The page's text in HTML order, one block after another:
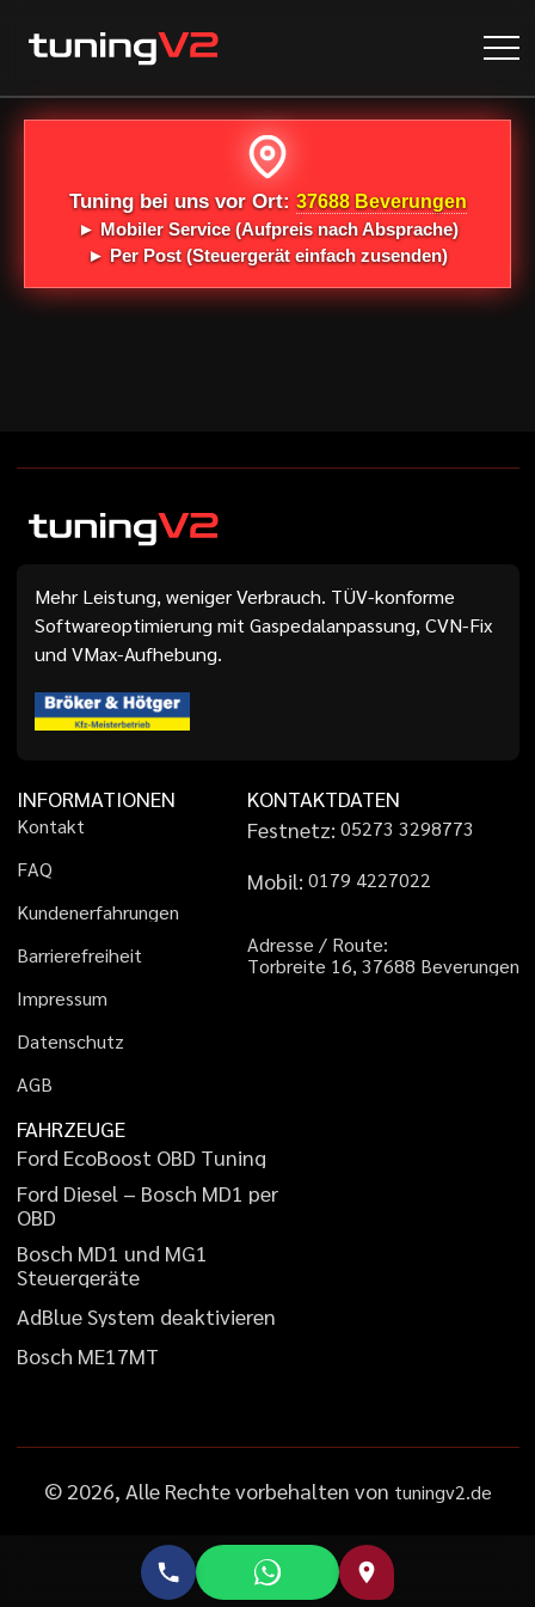
Tuning bei uns vor Ort: 37688 Beverungen
► Mobiler Service(Aufpreis nach Absprache)
►Per Post(Steuergerät einfach zusenden)
Mehr Leistung, weniger Verbrauch. TÜV-konforme
Softwareoptimierung mit Gaspedalanpassung, CVN-Fix
und VMax-Aufhebung.
INFORMATIONEN
Kontakt
FAQ
Kundenerfahrungen
Barrierefreiheit
Impressum
Datenschutz
AGB
KONTAKTDATEN
Festnetz: 05273 3298773
Mobil: 01 79 4227022
Adresse / Route:
Torbreite 16, 37688 Beverungen
FAHRZEUGE
Ford EcoBoost OBD Tuning
Ford Diesel – Bosch MD1 per
OBD
Bosch MD1 und MG1
Steuergeräte
AdBlueSystem deaktivieren
Bosch ME17MT
© 2026, Alle Rechte vorbehalten von tuningv2.de